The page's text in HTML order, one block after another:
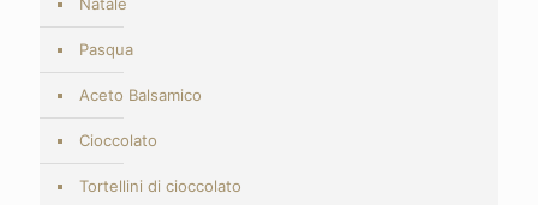
Natale
Pasqua
Aceto Balsamico
Cioccolato
Tortellini di cioccolato